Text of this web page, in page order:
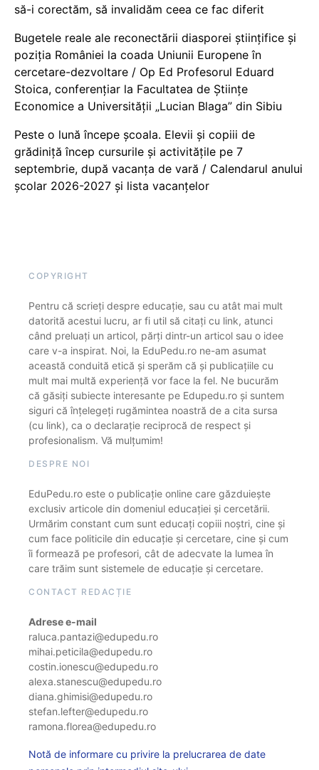
să-i corectăm, să invalidăm ceea ce fac diferit
Bugetele reale ale reconectării diasporei științifice și
poziția României la coada Uniunii Europene în
cercetare-dezvoltare / Op Ed Profesorul Eduard
Stoica, conferențiar la Facultatea de Științe
Economice a Universității „Lucian Blaga” din Sibiu
Peste o lună începe școala. Elevii și copiii de
grădiniță încep cursurile și activitățile pe 7
septembrie, după vacanța de vară / Calendarul anului
școlar 2026-2027 și lista vacanțelor
COPYRIGHT
Pentru că scrieți despre educație, sau cu atât mai mult
datorită acestui lucru, ar fi util să citați cu link, atunci
când preluați un articol, părți dintr-un articol sau o idee
care v-a inspirat. Noi, la EduPedu.ro ne-am asumat
această conduită etică și sperăm că și publicațiile cu
mult mai multă experiență vor face la fel. Ne bucurăm
că găsiți subiecte interesante pe Edupedu.ro și suntem
siguri că înțelegeți rugămintea noastră de a cita sursa
(cu link), ca o declarație reciprocă de respect și
profesionalism. Vă mulțumim!
DESPRE NOI
EduPedu.ro este o publicație online care găzduiește
exclusiv articole din domeniul educației și cercetării.
Urmărim constant cum sunt educați copiii noștri, cine și
cum face politicile din educație și cercetare, cine și cum
îi formează pe profesori, cât de adecvate la lumea în
care trăim sunt sistemele de educație și cercetare.
CONTACT REDACȚIE
Adrese e-mail
raluca.pantazi@edupedu.ro
mihai.peticila@edupedu.ro
costin.ionescu@edupedu.ro
alexa.stanescu@edupedu.ro
diana.ghimisi@edupedu.ro
stefan.lefter@edupedu.ro
ramona.florea@edupedu.ro
Notă de informare cu privire la prelucrarea de date